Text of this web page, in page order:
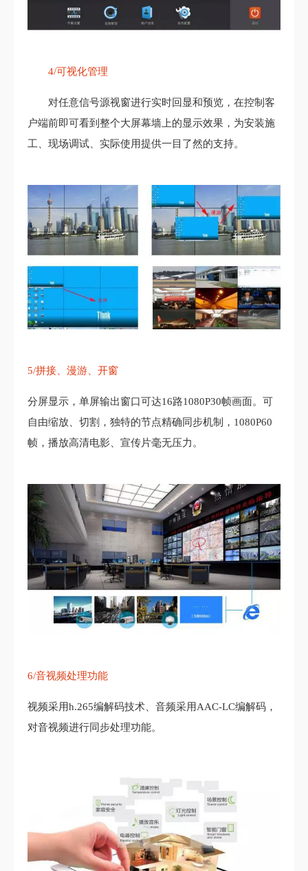
4/可视化管理
对任意信号源视窗进行实时回显和预览，在控制客
户端前即可看到整个大屏幕墙上的显示效果，为安装施
工、现场调试、实际使用提供一目了然的支持。
5/拼接、漫游、开窗
分屏显示，单屏输出窗口可达16路1080P30帧画面。可
自由缩放、切割，独特的节点精确同步机制，1080P60
帧，播放高清电影、宣传片毫无压力。
6/音视频处理功能
视频采用h.265编解码技术、音频采用AAC-LC编解码，
对音视频进行同步处理功能。